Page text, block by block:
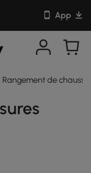
App
Rangement de